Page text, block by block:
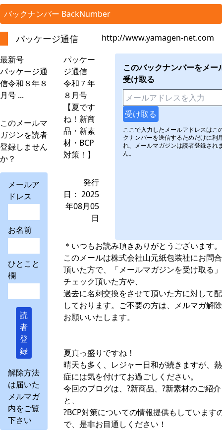
バックナンバー BackNumber
パッケージ通信
http://www.yamagen-net.com
最新号
パッケージ通
信令和８年８
月号 ...
このメールマ
ガジンを読者
登録しません
か？
メールア
ドレス
お名前
ひとこと
欄
読
者
登
録
解除方法
は届いた
メルマガ
内をご覧
下さい
パッケー
ジ通信
令和７年
８月号
【夏です
ね！新商
品・新素
材・BCP
対策！】
発行
日： 2025
年08月05
日
このバックナンバーをメー
受け取る
ここで入力したメールアドレスはこ
クナンバーを送信するためだけに利
れ、メールマガジンは読者登録され
ん。
＊いつもお読み頂きありがとうございます。
このメールは株式会社山元紙包装社にお問
頂いた方で、「メールマガジンを受け取る
チェック頂いた方や、
過去に名刺交換をさせて頂いた方に対して
しております。ご不要の方は、メルマガ解
お願いいたします。
夏真っ盛りですね！
晴天も多く、レジャー日和が続きますが、
症には気を付けてお過ごしください。
今回のブログは、?新商品、?新素材のご紹介
と、
?BCP対策についての情報提供もしています
で、是非お目通しください！